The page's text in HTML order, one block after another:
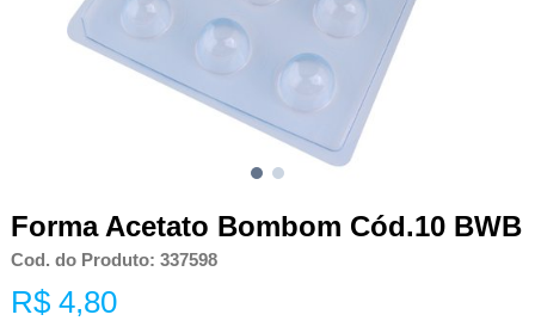
Forma Acetato Bombom Cód.10 BWB
Cod. do Produto: 337598
R$ 4,80